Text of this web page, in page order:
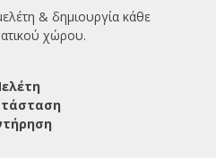
& δημιουργία κάθε
χώρου.